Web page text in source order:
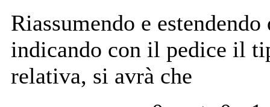
Riassumendo e
indicando con il pedice il
relativa, si avrà che